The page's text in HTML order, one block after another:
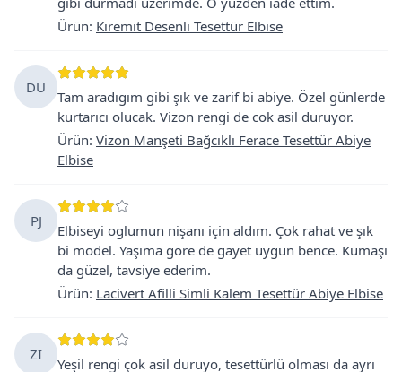
Ürün: Kiremit Desenli Tesettür Elbise
DU
Tam aradıgım gibi şık ve zarif bi abiye. Özel günlerde
kurtarıcı olucak. Vizon rengi de cok asil duruyor.
Ürün: Vizon Manşeti Bağcıklı Ferace Tesettür Abiye
Elbise
PJ
Elbiseyi oglumun nişanı için aldım. Çok rahat ve şık
bi model. Yaşıma gore de gayet uygun bence. Kumaşı
da güzel, tavsiye ederim.
Ürün: Lacivert Afilli Simli Kalem Tesettür Abiye Elbise
ZI
Yeşil rengi çok asil duruyo, tesettürlü olması da ayrı